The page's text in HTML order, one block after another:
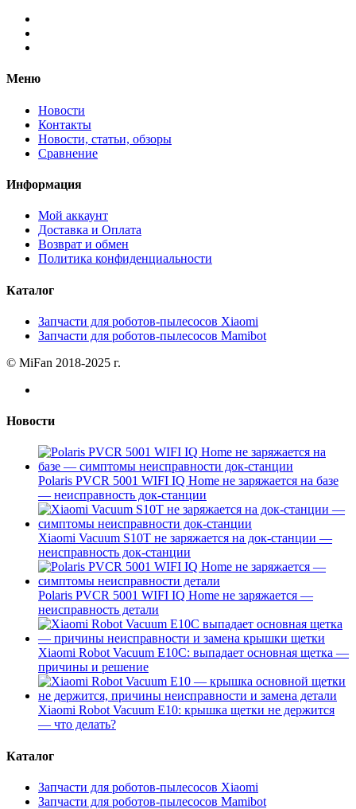
Меню
Новости
Контакты
Новости, статьи, обзоры
Сравнение
Информация
Мой аккаунт
Доставка и Оплата
Возврат и обмен
Политика конфиденциальности
Каталог
Запчасти для роботов-пылесосов Xiaomi
Запчасти для роботов-пылесосов Mamibot
© MiFan 2018-2025 г.
Новости
Polaris PVCR 5001 WIFI IQ Home не заряжается на базе
— неисправность док-станции
Xiaomi Vacuum S10T не заряжается на док-станции —
неисправность док-станции
Polaris PVCR 5001 WIFI IQ Home не заряжается —
неисправность детали
Xiaomi Robot Vacuum E10C: выпадает основная щетка —
причины и решение
Xiaomi Robot Vacuum E10: крышка щетки не держится
— что делать?
Каталог
Запчасти для роботов-пылесосов Xiaomi
Запчасти для роботов-пылесосов Mamibot